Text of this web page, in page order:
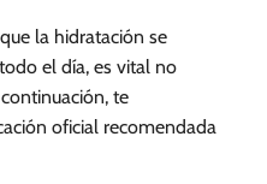
la hidratación se
el día, es vital no
te
oficial recomendada